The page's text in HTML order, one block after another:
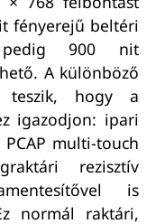
fényerejű beltéri
pedig 900 nit
A különböző
teszik, hogy a
igazodjon: ipari
multi-touch
rezisztív
is
normál raktári,